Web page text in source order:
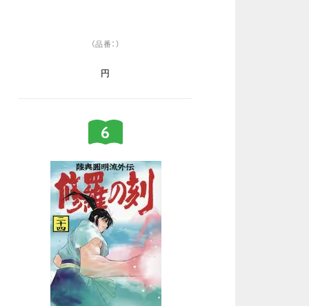
（品番：）
円